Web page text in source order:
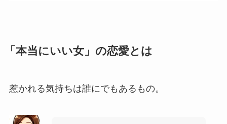
「本当にいい女」の恋愛とは
惹かれる気持ちは誰にでもあるもの。